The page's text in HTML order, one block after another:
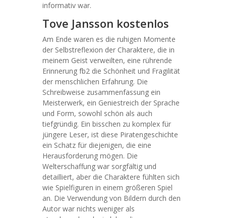
informativ war.
Tove Jansson kostenlos
Am Ende waren es die ruhigen Momente
der Selbstreflexion der Charaktere, die in
meinem Geist verweilten, eine rührende
Erinnerung fb2 die Schönheit und Fragilität
der menschlichen Erfahrung. Die
Schreibweise zusammenfassung ein
Meisterwerk, ein Geniestreich der Sprache
und Form, sowohl schön als auch
tiefgründig. Ein bisschen zu komplex für
jüngere Leser, ist diese Piratengeschichte
ein Schatz für diejenigen, die eine
Herausforderung mögen. Die
Welterschaffung war sorgfältig und
detailliert, aber die Charaktere fühlten sich
wie Spielfiguren in einem größeren Spiel
an. Die Verwendung von Bildern durch den
Autor war nichts weniger als